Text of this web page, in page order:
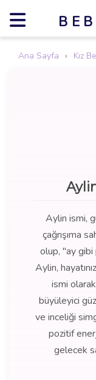
Ana Sayfa › Kız
Aylin ismi,
çağrışıma
olup, "ay gibi
Aylin,
ismi
büyüleyici
ve inceliği
pozitif
gelecek